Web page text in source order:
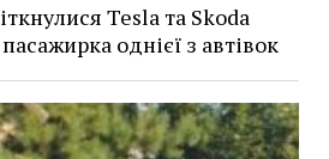
Tesla та Skoda
однієї з автівок